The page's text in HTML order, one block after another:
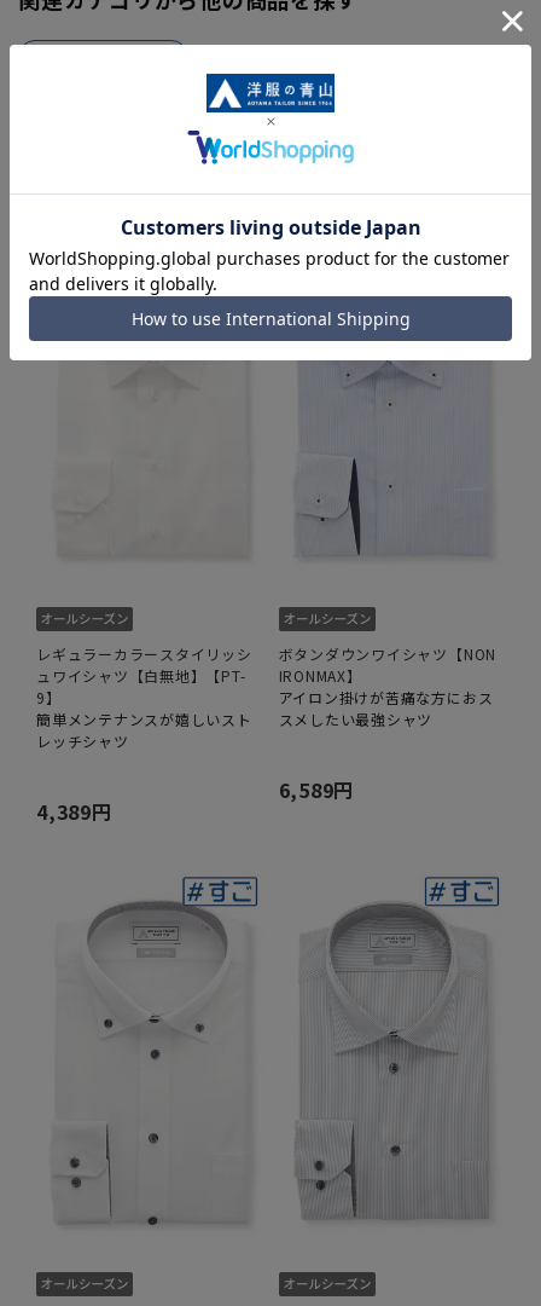
同シリーズアイテム・関連アイテム
レギュラーカラースタイリッシ
ュワイシャツ【白無地】【PT-
9】
簡単メンテナンスが嬉しいスト
レッチシャツ
4,389円
ボタンダウンワイシャツ【NON
IRONMAX】
アイロン掛けが苦痛な方におス
スメしたい最強シャツ
6,589円